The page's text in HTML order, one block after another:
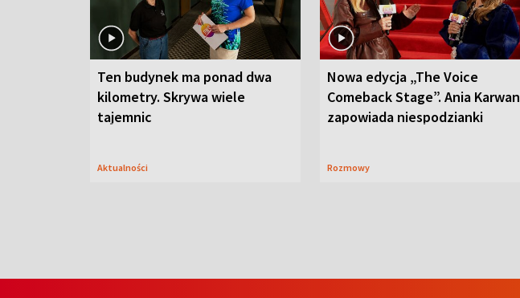
Ten budynek ma ponad dwa
kilometry. Skrywa wiele
tajemnic
Aktualności
Nowa edycja „The Voice
Comeback Stage”. Ania Karwan
zapowiada niespodzianki
Rozmowy